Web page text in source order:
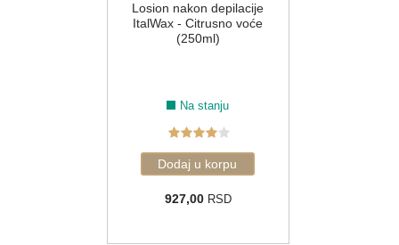
Losion nakon depilacije
ItalWax - Citrusno voće
(250ml)
Na stanju
927,00RSD